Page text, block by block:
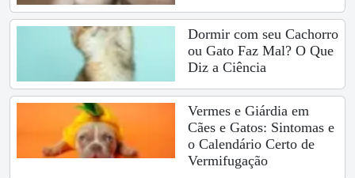
Dormir com seu Cachorro
ou Gato Faz Mal? O Que
Diz a Ciência
Vermes e Giárdia em
Cães e Gatos: Sintomas e
o Calendário Certo de
Vermifugação